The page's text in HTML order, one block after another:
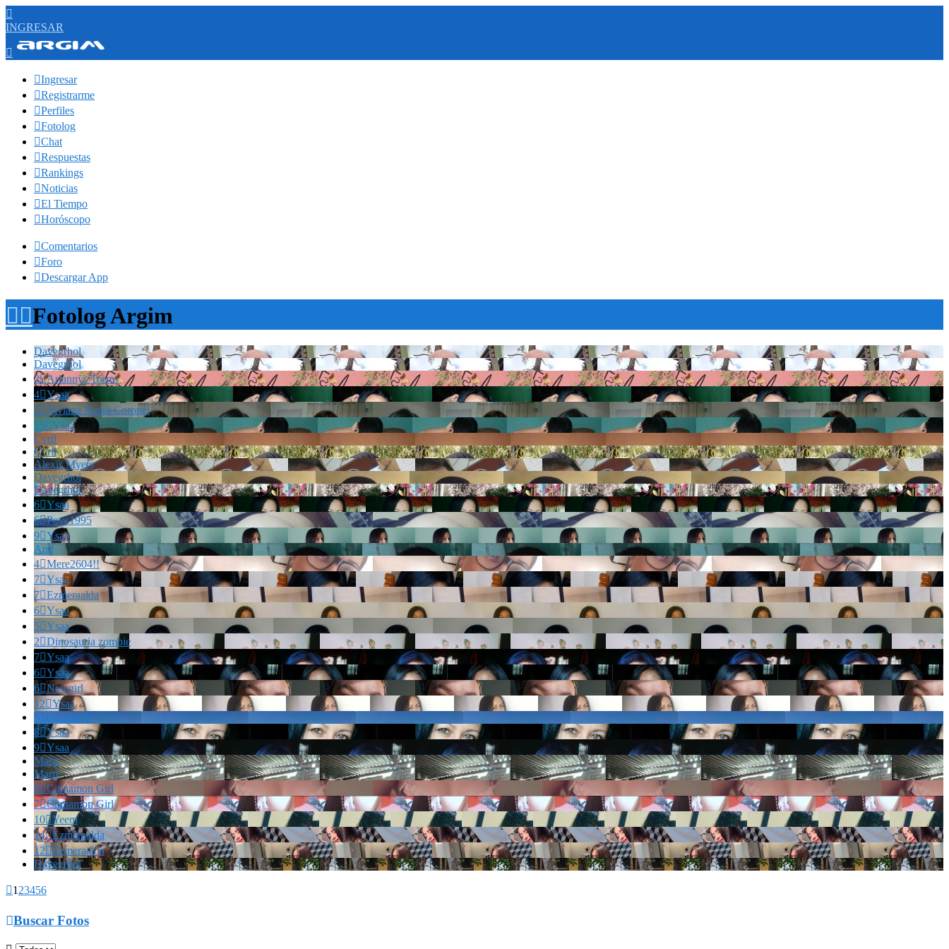

INGRESAR

Ingresar
Registrarme
Perfiles
Fotolog
Chat
Respuestas
Rankings
Noticias
El Tiempo
Horóscopo
Comentarios
Foro
Descargar App
Fotolog Argim
Davegrhol
Davegrhol
3Ariannys Torres
4Ysaa
2Viviana Natali Coronel
15Ysaa
Cvril
Cvril
Alexis Myers
Davegrhol
Davegrhol
6Ysaa
6Povc1995
9Ysaa
And
4Mere2604!!
7Ysaa
7Ezmeraalda
6Ysaa
5Ysaa
2Dinosauria zombie
7Ysaa
6Ysaa
6Newgirl
12Ysaa
Marianella!!!
8Ysaa
9Ysaa
Marrr
Marrr
6Cinnamon Girl
7Cinnamon Girl
10Yeem
14Ezmeraalda
12Ezmeraalda
Davegrhol
1 23456
Buscar Fotos